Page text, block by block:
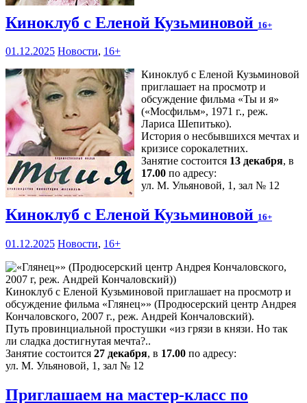
Киноклуб с Еленой Кузьминовой 16+
01.12.2025 Новости, 16+
Киноклуб с Еленой Кузьминовой
приглашает на просмотр и
обсуждение фильма «Ты и я»
(«Мосфильм», 1971 г., реж.
Лариса Шепитько).
История о несбывшихся мечтах и
кризисе сорокалетних.
Занятие состоится 13 декабря, в
17.00 по адресу:
ул. М. Ульяновой, 1, зал № 12
Киноклуб с Еленой Кузьминовой 16+
01.12.2025 Новости, 16+
Киноклуб с Еленой Кузьминовой приглашает на просмотр и
обсуждение фильма «Глянец»» (Продюсерский центр Андрея
Кончаловского, 2007 г., реж. Андрей Кончаловский).
Путь провинциальной простушки «из грязи в князи. Но так
ли сладка достигнутая мечта?..
Занятие состоится 27 декабря, в 17.00 по адресу:
ул. М. Ульяновой, 1, зал № 12
Приглашаем на мастер-класс по